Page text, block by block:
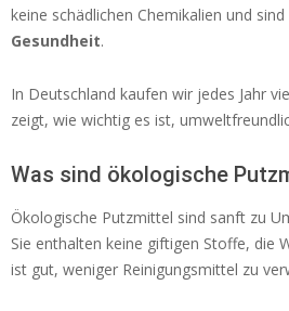
keine schädlichen Chemikalien und
Gesundheit.
In Deutschland kaufen wir jedes Jahr
zeigt, wie wichtig es ist,
Was sind ökologische
Ökologische Putzmittel sind sanft zu
Sie enthalten keine giftigen Stoffe, die
ist gut, weniger Reinigungsmittel zu